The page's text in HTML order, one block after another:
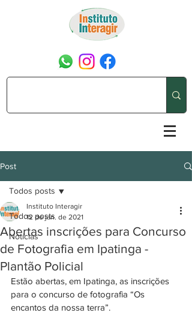
Post
Todos posts
Notícias
Todos posts
Abertas inscrições para Concurso
de Fotografia em Ipatinga -
Plantão Policial
Instituto Interagir
12 de jan. de 2021
Estão abertas, em Ipatinga, as inscrições
para o concurso de fotografia “Os
encantos da nossa terra”.